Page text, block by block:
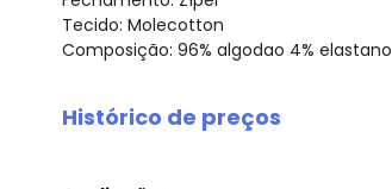
Tecido: Molecotton
Composição: 96% algodao 4% elastano
Histórico de preços